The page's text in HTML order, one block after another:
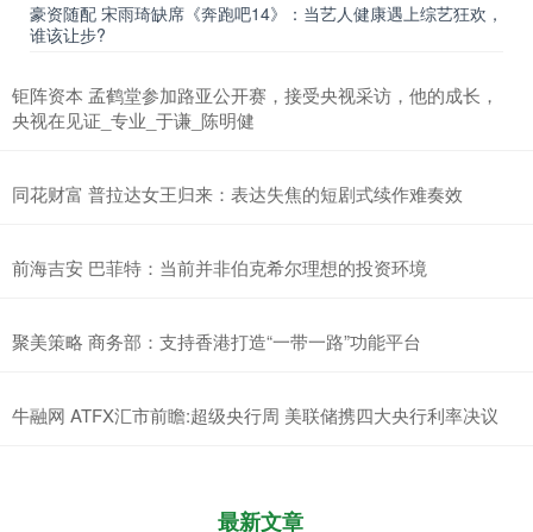
豪资随配 宋雨琦缺席《奔跑吧14》：当艺人健康遇上综艺狂欢，
谁该让步?
钜阵资本 孟鹤堂参加路亚公开赛，接受央视采访，他的成长，
央视在见证_专业_于谦_陈明健
同花财富 普拉达女王归来：表达失焦的短剧式续作难奏效
前海吉安 巴菲特：当前并非伯克希尔理想的投资环境
聚美策略 商务部：支持香港打造“一带一路”功能平台
牛融网 ATFX汇市前瞻:超级央行周 美联储携四大央行利率决议
最新文章